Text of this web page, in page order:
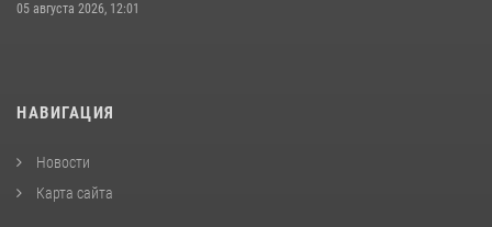
05 августа 2026, 12:01
НАВИГАЦИЯ
Новости
Карта сайта